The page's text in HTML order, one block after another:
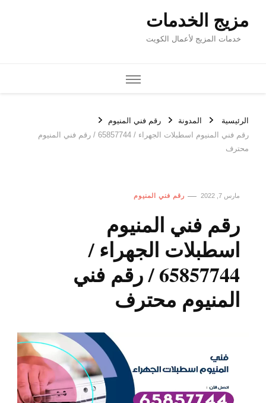
مزيج الخدمات
خدمات المزيج لأعمال الكويت
الرئيسية المدونة
رقم فني المنيوم
رقم فني المنيوم اسطبلات الجهراء / 65857744 / رقم فني المنيوم
محترف
مارس 7, 2022 رقم فني المنيوم
رقم فني المنيوم
اسطبلات الجهراء /
65857744 / رقم فني
المنيوم محترف